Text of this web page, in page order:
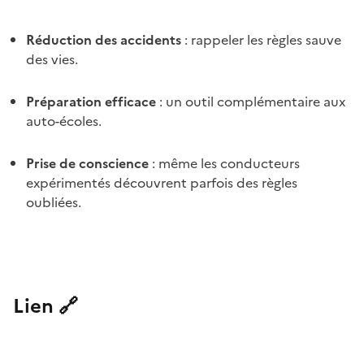
Réduction des accidents : rappeler les règles sauve
des vies.
Préparation efficace : un outil complémentaire aux
auto-écoles.
Prise de conscience : même les conducteurs
expérimentés découvrent parfois des règles
oubliées.
Lien 🔗